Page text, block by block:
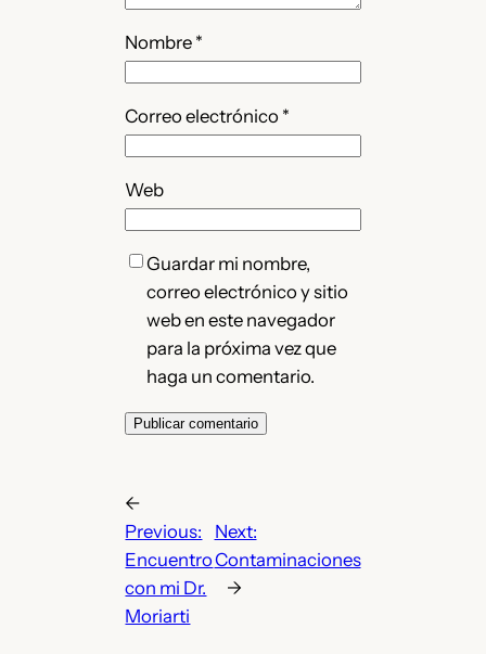
Nombre *
Correo electrónico *
Web
Guardar mi nombre,
correo electrónico y sitio
web en este navegador
para la próxima vez que
haga un comentario.
←
Previous:
Encuentro
con mi Dr.
Moriarti
Next:
Contaminaciones
→